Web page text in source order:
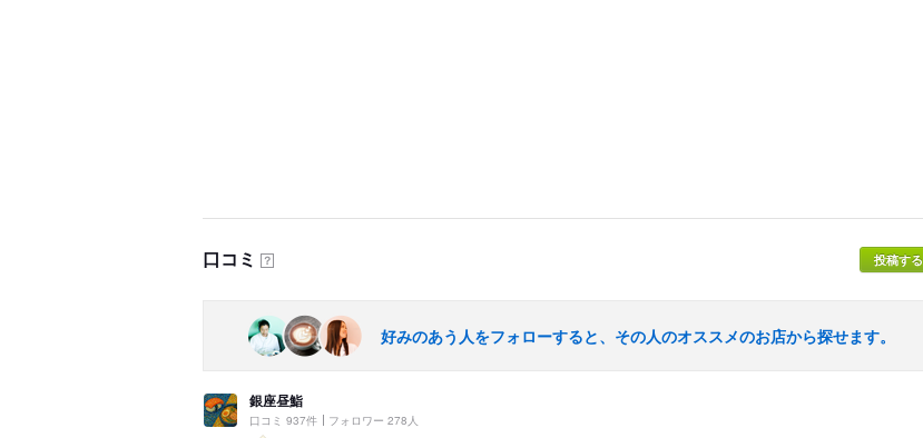
口コミ ？ 投稿する
好みのあう人をフォローすると、その人のオススメのお店から探せます。
銀座昼鮨
口コミ 937件 フォロワー 278人